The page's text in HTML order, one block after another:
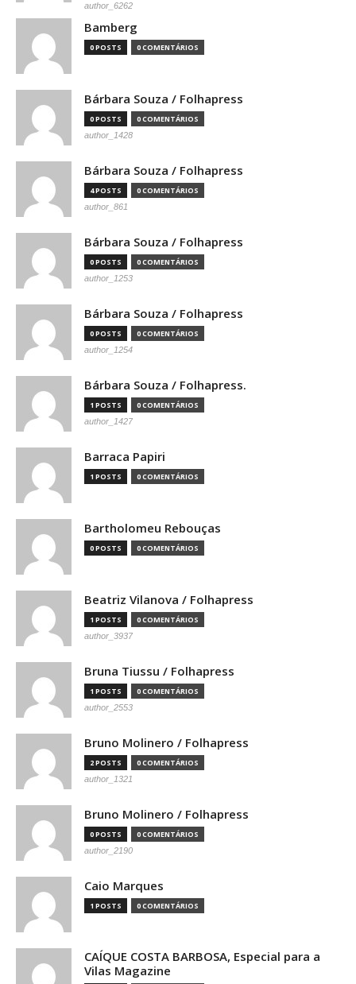
author_6262
Bamberg
0 POSTS 0 COMENTÁRIOS
Bárbara Souza / Folhapress
0 POSTS 0 COMENTÁRIOS
author_1428
Bárbara Souza / Folhapress
4 POSTS 0 COMENTÁRIOS
author_861
Bárbara Souza / Folhapress
0 POSTS 0 COMENTÁRIOS
author_1253
Bárbara Souza / Folhapress
0 POSTS 0 COMENTÁRIOS
author_1254
Bárbara Souza / Folhapress.
1 POSTS 0 COMENTÁRIOS
author_1427
Barraca Papiri
1 POSTS 0 COMENTÁRIOS
Bartholomeu Rebouças
0 POSTS 0 COMENTÁRIOS
Beatriz Vilanova / Folhapress
1 POSTS 0 COMENTÁRIOS
author_3937
Bruna Tiussu / Folhapress
1 POSTS 0 COMENTÁRIOS
author_2553
Bruno Molinero / Folhapress
2 POSTS 0 COMENTÁRIOS
author_1321
Bruno Molinero / Folhapress
0 POSTS 0 COMENTÁRIOS
author_2190
Caio Marques
1 POSTS 0 COMENTÁRIOS
CAÍQUE COSTA BARBOSA, Especial para a
Vilas Magazine